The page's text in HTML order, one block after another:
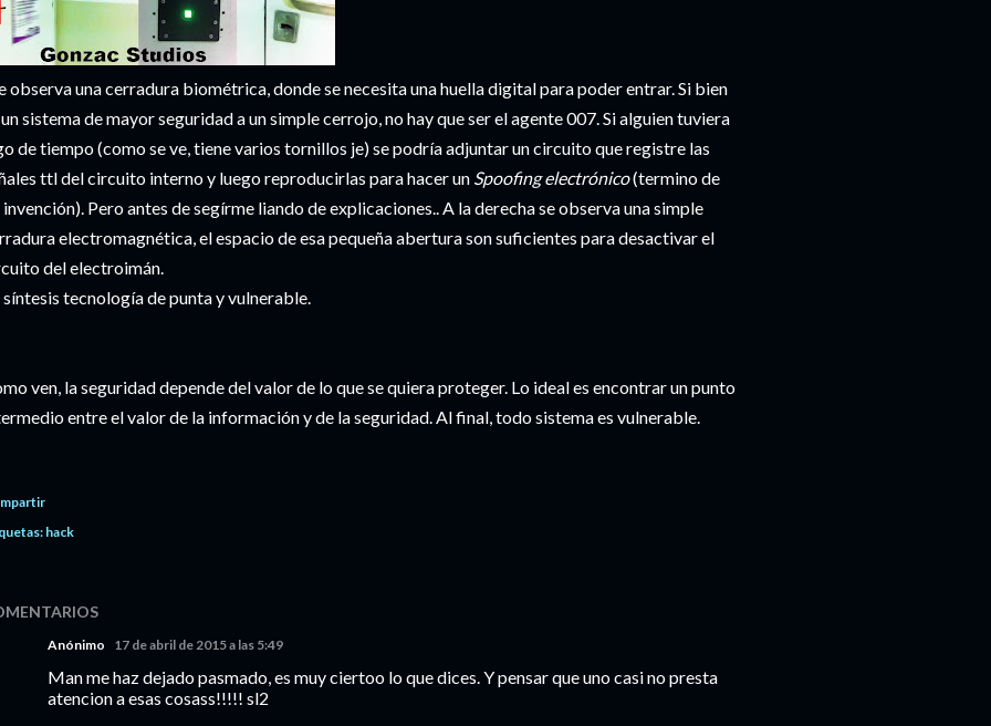
observa una cerradura biométrica, donde se necesita una huella digital para poder entrar. Si bien
sistema de mayor seguridad a un simple cerrojo, no hay que ser el agente 007. Si alguien tuviera
de tiempo (como se ve, tiene varios tornillos je) se podría adjuntar un circuito que registre las
ttl del circuito interno y luego reproducirlas para hacer un Spoofing electrónico(termino de
Pero antes de segírme liando de explicaciones.. A la derecha se observa una simple
electromagnética, el espacio de esa pequeña abertura son suficientes para desactivar el
del electroimán.
síntesis tecnología de punta y vulnerable.
ven, la seguridad depende del valor de lo que se quiera proteger. Lo ideal es encontrar un punto
entre el valor de la información y de la seguridad. Al final, todo sistema es vulnerable.
hack
Anónimo 17 de abril de 2015 a las 5:49
Man me haz dejado pasmado, es muy ciertoo lo que dices. Y pensar que uno casi no presta
atencion a esas cosass!!!!! sl2